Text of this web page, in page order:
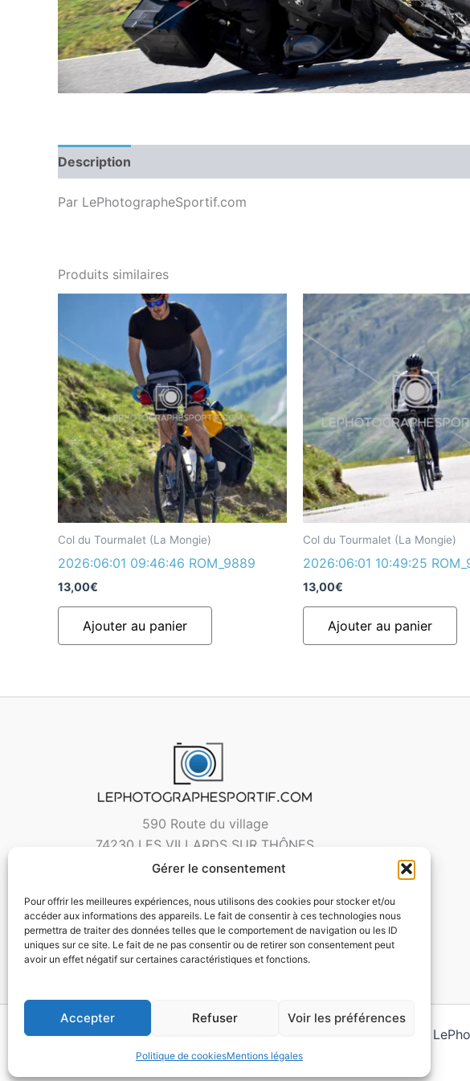
Gérer le consentement
Pour offrir les meilleures expériences, nous utilisons des cookies pour stocker et/ou
accéder aux informations des appareils. Le fait de consentir à ces technologies nous
permettra de traiter des données telles que le comportement de navigation ou les ID
uniques sur ce site. Le fait de ne pas consentir ou de retirer son consentement peut
avoir un effet négatif sur certaines caractéristiques et fonctions.
Accepter Refuser Voir les préférences
Politique de cookiesMentions légales
Description
Par LePhotographeSportif.com
Produits similaires
Col du Tourmalet (La Mongie)
2026:06:01 09:46:46 ROM_9889
13,00€
Ajouter au panier
Col du Tourmalet (La Mongie)
2026:06:01 10:49:25
13,00€
Ajouter au panier
590 Route du village
74230 LES VILLARDS SUR THÔNES
Copyright © 2026